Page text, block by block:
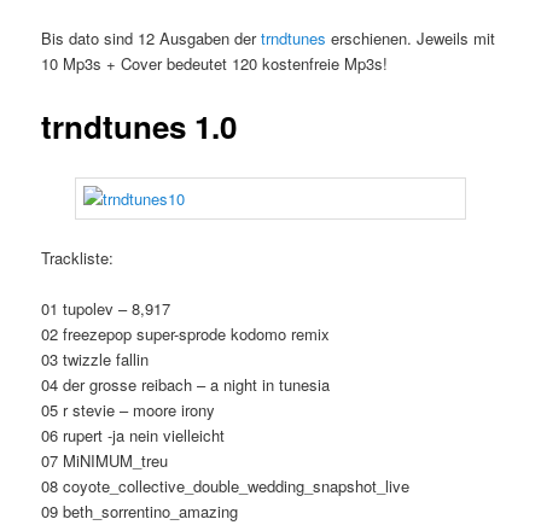
Bis dato sind 12 Ausgaben dertrndtunes erschienen. Jeweils mit
10 Mp3s + Cover bedeutet 120 kostenfreie Mp3s!
trndtunes 1.0
Trackliste:
01 tupolev – 8,917
02 freezepop super-sprode kodomo remix
03 twizzle fallin
04 der grosse reibach – a night in tunesia
05 r stevie – moore irony
06 rupert -ja nein vielleicht
07 MiNIMUM_treu
08 coyote_collective_double_wedding_snapshot_live
09 beth_sorrentino_amazing